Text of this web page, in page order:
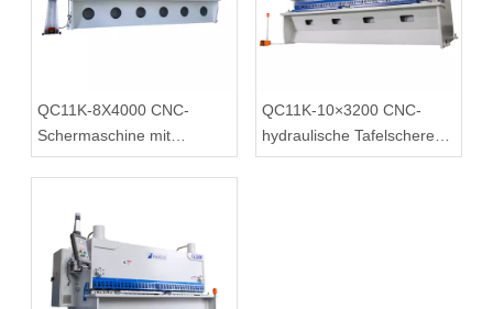
QC11K-8X4000 CNC-
Schermaschine mit
verbesserter
Unterstützung
QC11K-10×3200 CNC-
hydraulische Tafelschere
mit E21S